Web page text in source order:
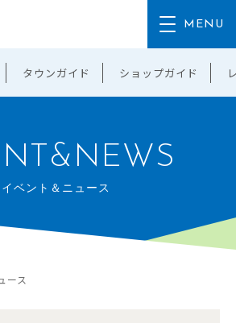
タウンガイド ショップガイド
イベント＆ニュース
ース